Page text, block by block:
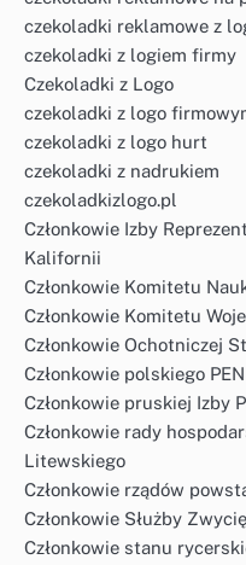
czekoladki reklamowe z
czekoladki z logiem firmy
Czekoladki z Logo
czekoladki z logo
czekoladki z logo hurt
czekoladki z nadrukiem
czekoladkizlogo.pl
Członkowie Izby
Kalifornii
Członkowie Komitetu
Członkowie Komitetu
Członkowie Ochotniczej
Członkowie polskiego
Członkowie pruskiej Izby
Członkowie rady
Litewskiego
Członkowie rządów
Członkowie Służby
Członkowie stanu